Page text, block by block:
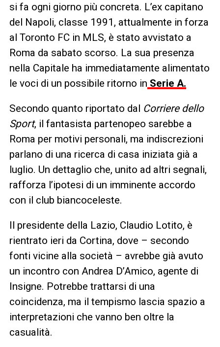
si fa ogni giorno più concreta. L’ex capitano
del Napoli, classe 1991, attualmente in forza
al Toronto FC in MLS, è stato avvistato a
Roma da sabato scorso. La sua presenza
nella Capitale ha immediatamente alimentato
le voci di un possibile ritorno in Serie A.
Secondo quanto riportato dal Corriere dello
Sport, il fantasista partenopeo sarebbe a
Roma per motivi personali, ma indiscrezioni
parlano di una ricerca di casa iniziata già a
luglio. Un dettaglio che, unito ad altri segnali,
rafforza l’ipotesi di un imminente accordo
con il club biancoceleste.
Il presidente della Lazio, Claudio Lotito, è
rientrato ieri da Cortina, dove – secondo
fonti vicine alla società – avrebbe già avuto
un incontro con Andrea D’Amico, agente di
Insigne. Potrebbe trattarsi di una
coincidenza, ma il tempismo lascia spazio a
interpretazioni che vanno ben oltre la
casualità.